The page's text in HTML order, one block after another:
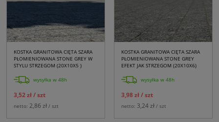
KOSTKA GRANITOWA CIĘTA SZARA
PŁOMIENIOWANA STONE GREY W
STYLU STRZEGOM (20X10X5 )
wysyłka w 48h
3,52 zł/ szt
netto: 2,86 zł / szt
KOSTKA GRANITOWA CIĘTA SZARA
PŁOMIENIOWANA STONE GREY
EFEKT JAK STRZEGOM (20X10X6)
wysyłka w 48h
3,98 zł/ szt
netto: 3,24 zł / szt